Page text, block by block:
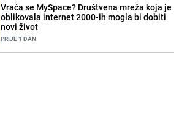
Vraća se MySpace? Društvena mreža koja je
oblikovala internet 2000-ih mogla bi dobiti
novi život
PRIJE 1 DAN